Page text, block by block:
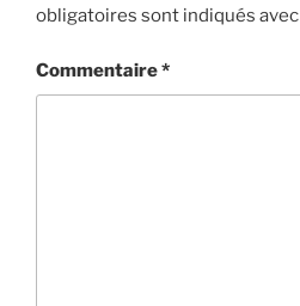
obligatoires sont indiqués avec
Commentaire*